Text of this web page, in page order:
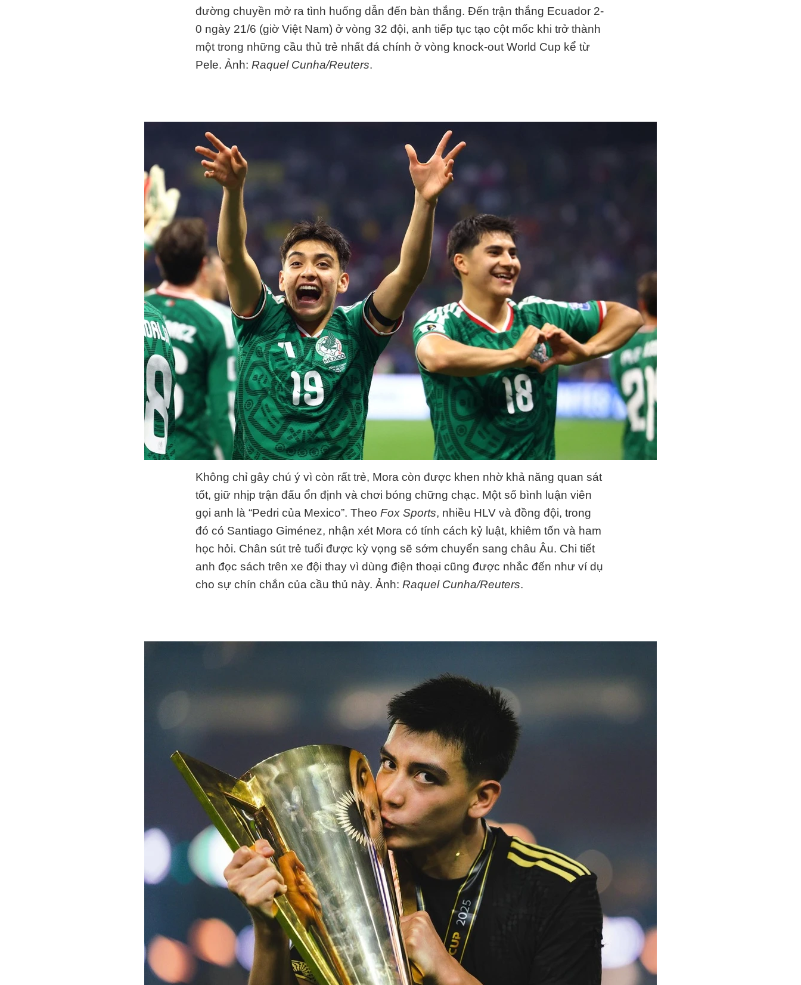
đường chuyền mở ra tình huống dẫn đến bàn thắng. Đến trận thắng Ecuador 2-
0 ngày 21/6 (giờ Việt Nam) ở vòng 32 đội, anh tiếp tục tạo cột mốc khi trở thành
một trong những cầu thủ trẻ nhất đá chính ở vòng knock-out World Cup kể từ
Pele. Ảnh: Raquel Cunha/Reuters.
Không chỉ gây chú ý vì còn rất trẻ, Mora còn được khen nhờ khả năng quan sát
tốt, giữ nhịp trận đấu ổn định và chơi bóng chững chạc. Một số bình luận viên
gọi anh là “Pedri của Mexico”. Theo Fox Sports, nhiều HLV và đồng đội, trong
đó có Santiago Giménez, nhận xét Mora có tính cách kỷ luật, khiêm tốn và ham
học hỏi. Chân sút trẻ tuổi được kỳ vọng sẽ sớm chuyển sang châu Âu. Chi tiết
anh đọc sách trên xe đội thay vì dùng điện thoại cũng được nhắc đến như ví dụ
cho sự chín chắn của cầu thủ này. Ảnh: Raquel Cunha/Reuters.